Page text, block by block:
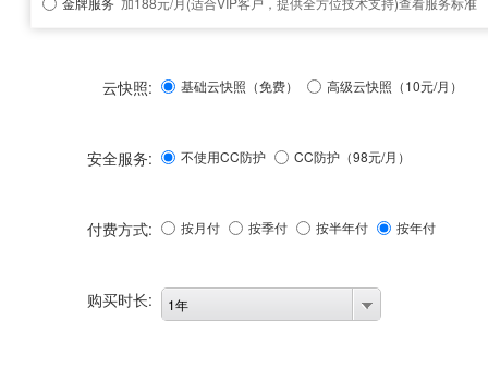
云快照: 基础云快照（免费） 高级云快照（10元/月）
安全服务: 不使用CC防护 CC防护（98元/月）
付费方式: 按月付 按季付 按半年付 按年付
购买时长: 1年